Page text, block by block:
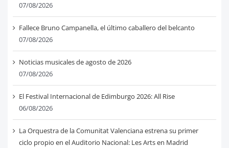
07/08/2026
Fallece Bruno Campanella, el último caballero del belcanto
07/08/2026
Noticias musicales de agosto de 2026
07/08/2026
El Festival Internacional de Edimburgo 2026: All Rise
06/08/2026
La Orquestra de la Comunitat Valenciana estrena su primer
ciclo propio en el Auditorio Nacional: Les Arts en Madrid